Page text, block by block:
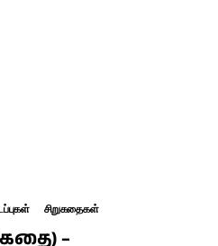
சிறுகதைகள்
–